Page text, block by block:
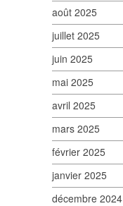
août 2025
juillet 2025
juin 2025
mai 2025
avril 2025
mars 2025
février 2025
janvier 2025
décembre 2024